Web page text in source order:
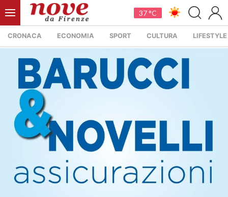
37 °C
CRONACA ECONOMIA SPORT CULTURA LIFESTYLE